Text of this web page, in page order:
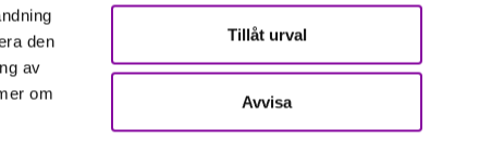
den
av
om
Tillåt urval
Avvisa
Media och press